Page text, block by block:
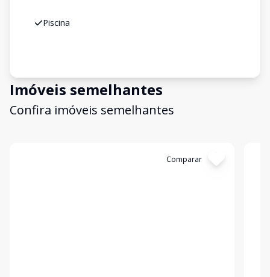
Piscina
Imóveis semelhantes
Confira imóveis semelhantes
Comparar